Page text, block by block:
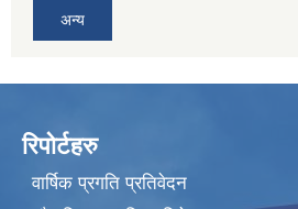
अन्य
रिपोर्टहरु
वार्षिक प्रगति प्रतिवेदन